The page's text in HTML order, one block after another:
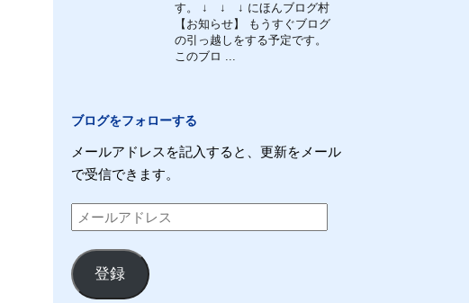
す。 ↓ ↓ ↓ にほんブログ村
【お知らせ】 もうすぐブログ
の引っ越しをする予定です。
このブロ ...
ブログをフォローする
メールアドレスを記入すると、更新をメール
で受信できます。
メ
ー
ル
ア
登録